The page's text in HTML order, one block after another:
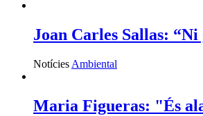
Joan Carles Sallas:
Notícies Ambiental
Maria Figueras: "És